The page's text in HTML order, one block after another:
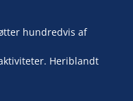
hundredvis af
Heriblandt